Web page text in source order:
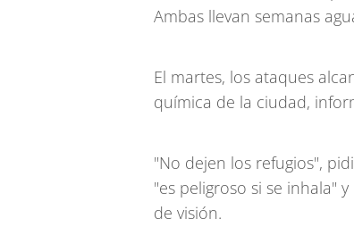
Ambas llevan semanas
El martes, los ataques
química de la ciudad,
"No dejen los refugios",
"es peligroso si se inhala"
de visión.